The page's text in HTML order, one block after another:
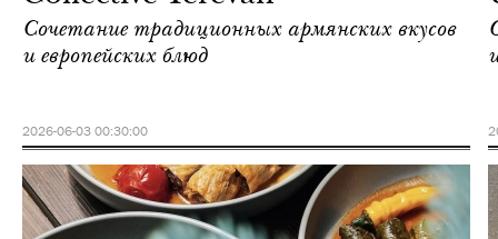
Сочетание традиционных армянских вкусов
и европейских блюд
2026-06-03 00:30:00